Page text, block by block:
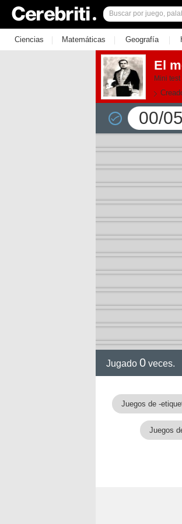
Ciencias | Matemáticas | Geografía |
El
Mini
00/05
Jugado 0 veces.
Juegos de -
Juegos